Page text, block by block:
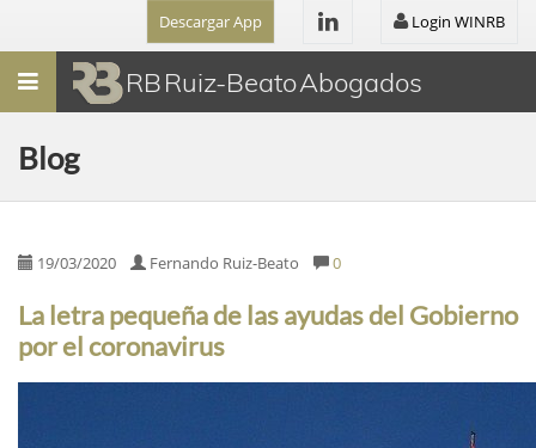
Descargar App Login WINRB
Menú RB Ruiz-Beato Abogados
Blog
19/03/2020 Fernando Ruiz-Beato 0
La letra pequeña de las ayudas del Gobierno
por el coronavirus